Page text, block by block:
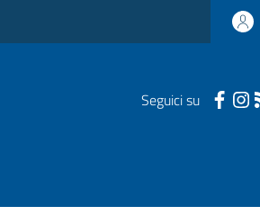
Seguici su